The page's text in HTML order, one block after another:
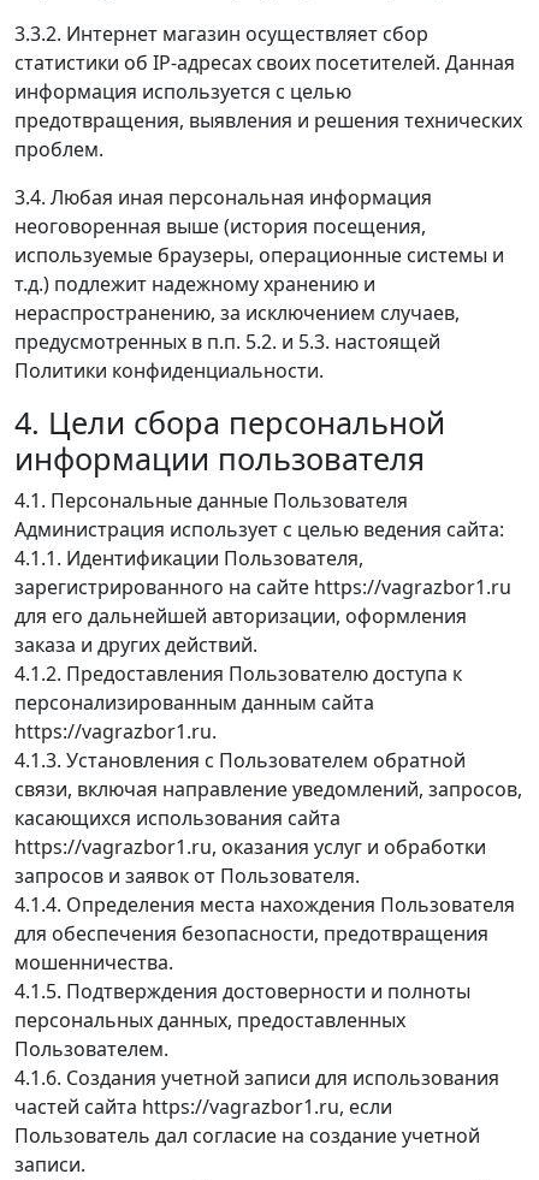
3.3.2. Интернет магазин осуществляет сбор
статистики об IP-адресах своих посетителей. Данная
информация используется с целью
предотвращения, выявления и решения технических
проблем.
3.4. Любая иная персональная информация
неоговоренная выше (история посещения,
используемые браузеры, операционные системы и
т.д.) подлежит надежному хранению и
нераспространению, за исключением случаев,
предусмотренных в п.п. 5.2. и 5.3. настоящей
Политики конфиденциальности.
4. Цели сбора персональной
информации пользователя
4.1. Персональные данные Пользователя
Администрация использует с целью ведения сайта:
4.1.1. Идентификации Пользователя,
зарегистрированного на сайте https://vagrazbor1.ru
для его дальнейшей авторизации, оформления
заказа и других действий.
4.1.2. Предоставления Пользователю доступа к
персонализированным данным сайта
https://vagrazbor1.ru.
4.1.3. Установления с Пользователем обратной
связи, включая направление уведомлений, запросов,
касающихся использования сайта
https://vagrazbor1.ru, оказания услуг и обработки
запросов и заявок от Пользователя.
4.1.4. Определения места нахождения Пользователя
для обеспечения безопасности, предотвращения
мошенничества.
4.1.5. Подтверждения достоверности и полноты
персональных данных, предоставленных
Пользователем.
4.1.6. Создания учетной записи для использования
частей сайта https://vagrazbor1.ru, если
Пользователь дал согласие на создание учетной
записи.